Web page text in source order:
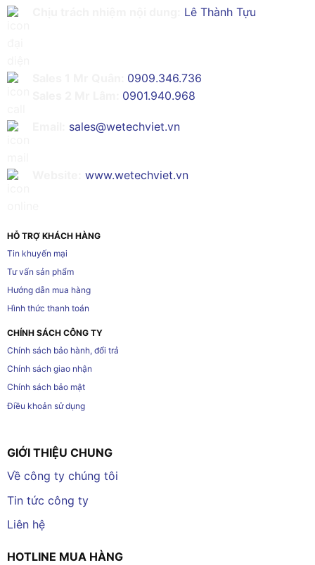
Lê Thành Tựu
0909.346.736
0901.940.968
sales@wetechviet.vn
www.wetechviet.vn
HỖ TRỢ KHÁCH HÀNG
Tin khuyến mại
Tư vấn sản phẩm
Hướng dẫn mua hàng
Hình thức thanh toán
CHÍNH SÁCH CÔNG TY
Chính sách bảo hành, đổi trả
Chính sách giao nhận
Chính sách bảo mật
Điều khoản sử dụng
GIỚI THIỆU CHUNG
Về công ty chúng tôi
Tin tức công ty
Liên hệ
HOTLINE MUA HÀNG